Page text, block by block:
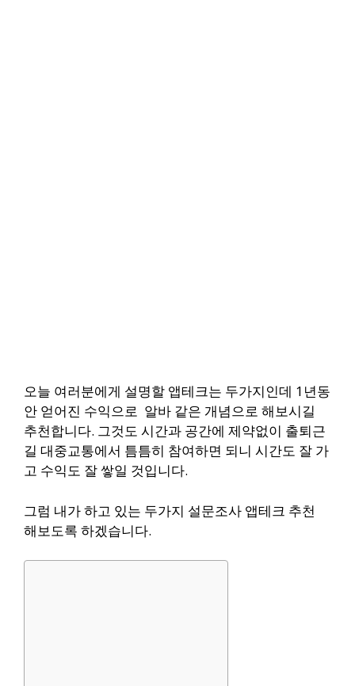
오늘 여러분에게 설명할 앱테크는 두가지인데 1년동
안 얻어진 수익으로 알바 같은 개념으로 해보시길
추천합니다. 그것도 시간과 공간에 제약없이 출퇴근
길 대중교통에서 틈틈히 참여하면 되니 시간도 잘 가
고 수익도 잘 쌓일 것입니다.
그럼 내가 하고 있는 두가지 설문조사 앱테크 추천
해보도록 하겠습니다.